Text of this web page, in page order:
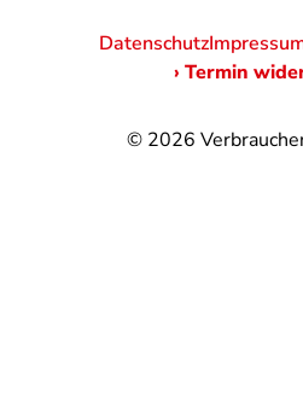
© 2026
Datenschutz
› Termin